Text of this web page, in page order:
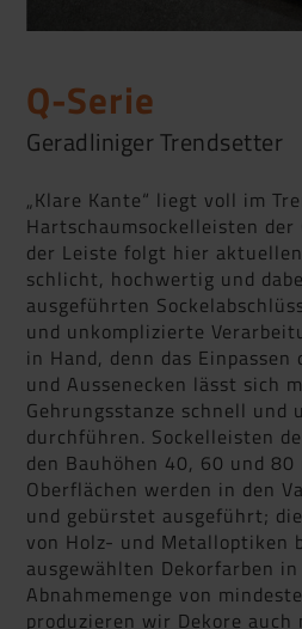
Q-Serie
Geradliniger Trendsetter
„Klare Kante“ liegt voll im
Hartschaumsockelleisten der
der Leiste folgt hier
schlicht, hochwertig und
ausgeführten
und unkomplizierte
in Hand, denn das
und Aussenecken lässt sich
Gehrungsstanze schnell und
durchführen. Sockelleisten
den Bauhöhen 40, 60 und 80
Oberflächen werden in den
und gebürstet ausgeführt;
von Holz- und Metalloptiken
ausgewählten Dekorfarben
Abnahmemenge von
produzieren wir Dekore auch